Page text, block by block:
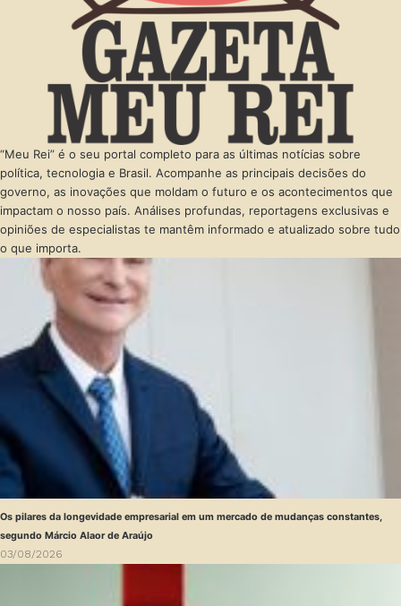
“Meu Rei” é o seu portal completo para as últimas notícias sobre
política, tecnologia e Brasil. Acompanhe as principais decisões do
governo, as inovações que moldam o futuro e os acontecimentos que
impactam o nosso país. Análises profundas, reportagens exclusivas e
opiniões de especialistas te mantêm informado e atualizado sobre tudo
o que importa.
Os pilares da longevidade empresarial em um mercado de mudanças constantes,
segundo Márcio Alaor de Araújo
03/08/2026